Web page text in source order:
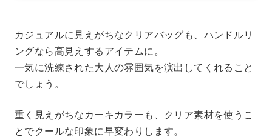
カジュアルに見えがちなクリアバッグも、ハンドルリ
ングなら高見えするアイテムに。
一気に洗練された大人の雰囲気を演出してくれること
でしょう。
重く見えがちなカーキカラーも、クリア素材を使うこ
とでクールな印象に早変わりします。